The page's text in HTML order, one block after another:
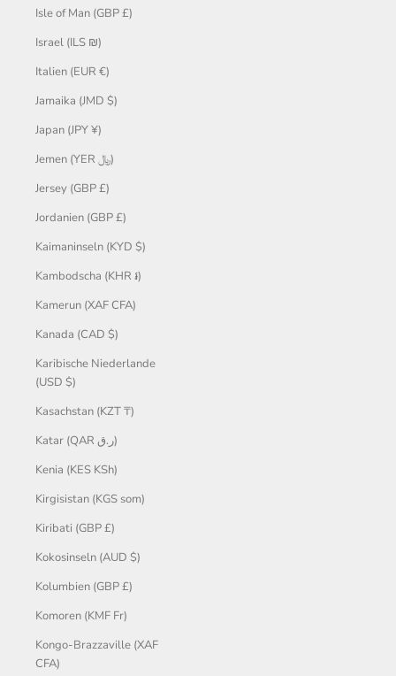
Isle of Man (GBP £)
Israel (ILS ₪)
Italien (EUR €)
Jamaika (JMD $)
Japan (JPY ¥)
Jemen (YER ﷼)
Jersey (GBP £)
Jordanien (GBP £)
Kaimaninseln (KYD $)
Kambodscha (KHR ៛)
Kamerun (XAF CFA)
Kanada (CAD $)
Karibische Niederlande
(USD $)
Kasachstan (KZT ₸)
Katar (QAR ر.ق)
Kenia (KES KSh)
Kirgisistan (KGS som)
Kiribati (GBP £)
Kokosinseln (AUD $)
Kolumbien (GBP £)
Komoren (KMF Fr)
Kongo-Brazzaville (XAF
CFA)